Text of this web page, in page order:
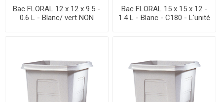
Bac FLORAL 12 x 12 x 9.5 -
0.6 L - Blanc/ vert NON
Bac FLORAL 15 x 15 x 12 -
1.4 L - Blanc - C180 - L'unité